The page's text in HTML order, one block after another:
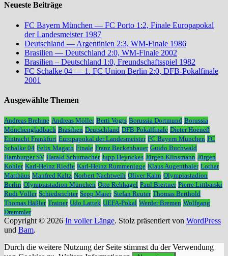
Neueste Beiträge
FC Bayern München — FC Porto 1:2, Finale Europapokal
der Landesmeister 1987
Deutschland — Argentinien 2:3, WM-Finale 1986
Brasilien — Deutschland 2:0, WM-Finale 2002
Brasilien – Deutschland 1:0, Freundschaftsspiel 1982
FC Schalke 04 — 1. FC Union Berlin 2:0, DFB-Pokalfinale
2001
Ausgewählte Themen
Andreas Brehme Andreas Möller Berti Vogts Borussia Dortmund Borussia
Mönchengladbach Brasilien Deutschland DFB-Pokalfinale Dieter Hoeneß
Eintracht Frankfurt Europapokal der Landesmeister FC Bayern München FC
Schalke 04 Felix Magath Finale Franz Beckenbauer Guido Buchwald
Hamburger SV Harald Schumacher Jupp Heynckes Jürgen Klinsmann Jürgen
Kohler Karl-Heinz Riedle Karl-Heinz Rummenigge Klaus Augenthaler Lothar
Matthäus Manfred Kaltz Norbert Nachtweih Oliver Kahn Olympiastadion
Berlin Olympiastadion München Otto Rehhagel Paul Breitner Pierre Littbarski
Rudi Völler Schiedsrichter Sepp Maier Stefan Reuter Thomas Berthold
Thomas Häßler Trainer Udo Lattek UEFA-Pokal Werder Bremen Wolfgang
Dremmler
Copyright © 2026 In voller Länge. Stolz präsentiert von WordPress
und Bam.
Durch die weitere Nutzung der Seite stimmst du der Verwendung